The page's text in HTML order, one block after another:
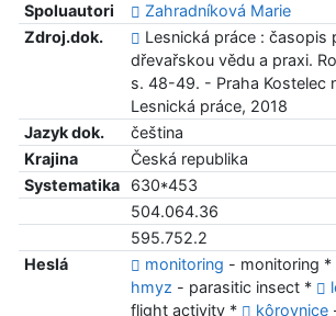
Spoluautori
Zahradníková Marie
Zdroj.dok.
Lesnická práce : časopis
dřevařskou vědu a praxi.
s. 48-49. - Praha Kostelec
Lesnická práce, 2018
Jazyk dok.
čeština
Krajina
Česká republika
Systematika
630*453
504.064.36
595.752.2
Heslá
monitoring - monitoring *
hmyz - parasitic insect *
flight activity *
kôrovnice